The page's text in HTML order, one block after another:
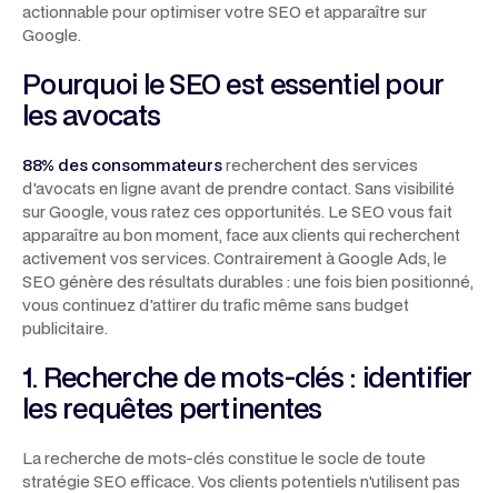
actionnable pour optimiser votre SEO et apparaître sur
Google.
Pourquoi le SEO est essentiel pour
les avocats
88% des consommateursrecherchent des services
d'avocats en ligne avant de prendre contact. Sans visibilité
sur Google, vous ratez ces opportunités. Le SEO vous fait
apparaître au bon moment, face aux clients qui recherchent
activement vos services. Contrairement à Google Ads, le
SEO génère des résultats durables : une fois bien positionné,
vous continuez d'attirer du trafic même sans budget
publicitaire.
1. Recherche de mots-clés : identifier
les requêtes pertinentes
La recherche de mots-clés constitue le socle de toute
stratégie SEO efficace. Vos clients potentiels n'utilisent pas